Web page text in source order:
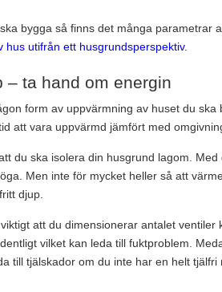
bygga så finns det många parametrar
utifrån ett husgrundsperspektiv.
– ta hand om energin
form av uppvärmning av huset du
att vara uppvärmd jämfört med
du ska isolera din husgrund lagom.
Men inte för mycket heller så att
djup.
att du dimensionerar antalet
vilket kan leda till fuktproblem.
till tjälskador om du inte har en helt